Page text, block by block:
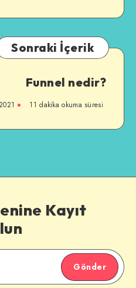
Sonraki İçerik
Funnel nedir?
11 dakika okuma süresi
Kayıt
Gönder